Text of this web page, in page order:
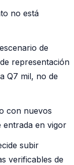
no está
de
representación
Q7 mil, no de
con nuevos
entrada en vigor
subir
verificables de